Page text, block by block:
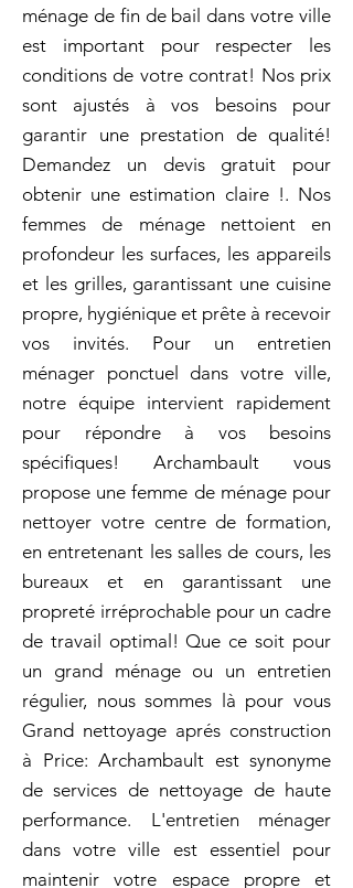
ménage de fin de bail dans votre ville
est important pour respecter les
conditions de votre contrat! Nos prix
sont ajustés à vos besoins pour
garantir une prestation de qualité!
Demandez un devis gratuit pour
obtenir une estimation claire !. Nos
femmes de ménage nettoient en
profondeur les surfaces, les appareils
et les grilles, garantissant une cuisine
propre, hygiénique et prête à recevoir
vos invités. Pour un entretien
ménager ponctuel dans votre ville,
notre équipe intervient rapidement
pour répondre à vos besoins
spécifiques! Archambault vous
propose une femme de ménage pour
nettoyer votre centre de formation,
en entretenant les salles de cours, les
bureaux et en garantissant une
propreté irréprochable pour un cadre
de travail optimal! Que ce soit pour
un grand ménage ou un entretien
régulier, nous sommes là pour vous
Grand nettoyage aprés construction
à Price: Archambault est synonyme
de services de nettoyage de haute
performance. L'entretien ménager
dans votre ville est essentiel pour
maintenir votre espace propre et